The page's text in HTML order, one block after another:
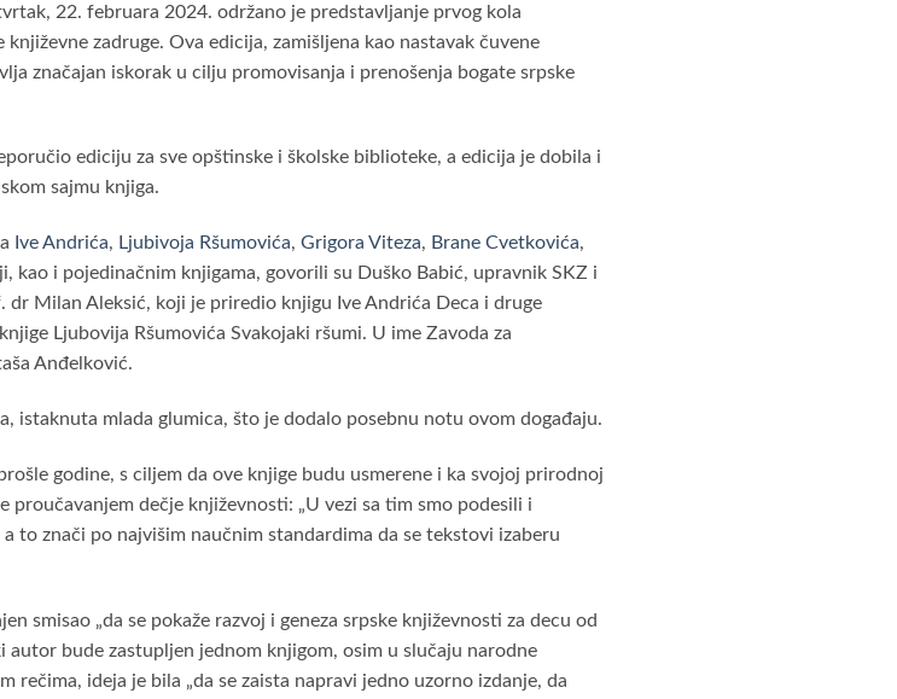
22. februara 2024. održano je predstavljanje prvog kola
književne zadruge. Ova edicija, zamišljena kao nastavak čuvene
značajan iskorak u cilju promovisanja i prenošenja bogate srpske
ediciju za sve opštinske i školske biblioteke, a edicija je dobila i
sajmu knjiga.
Ive Andrića, Ljubivoja Ršumovića, Grigora Viteza, Brane Cvetkovića,
kao i pojedinačnim knjigama, govorili su Duško Babić, upravnik SKZ i
Milan Aleksić, koji je priredio knjigu Ive Andrića Deca i druge
Ljubovija Ršumovića Svakojaki ršumi. U ime Zavoda za
Anđelković.
istaknuta mlada glumica, što je dodalo posebnu notu ovom događaju.
godine, s ciljem da ove knjige budu usmerene i ka svojoj prirodnoj
dečje književnosti: „U vezi sa tim smo podesili i
to znači po najvišim naučnim standardima da se tekstovi izaberu
smisao „da se pokaže razvoj i geneza srpske književnosti za decu od
autor bude zastupljen jednom knjigom, osim u slučaju narodne
rečima, ideja je bila „da se zaista napravi jedno uzorno izdanje, da